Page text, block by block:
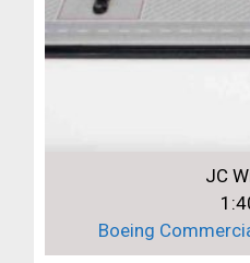
JC
Boeing